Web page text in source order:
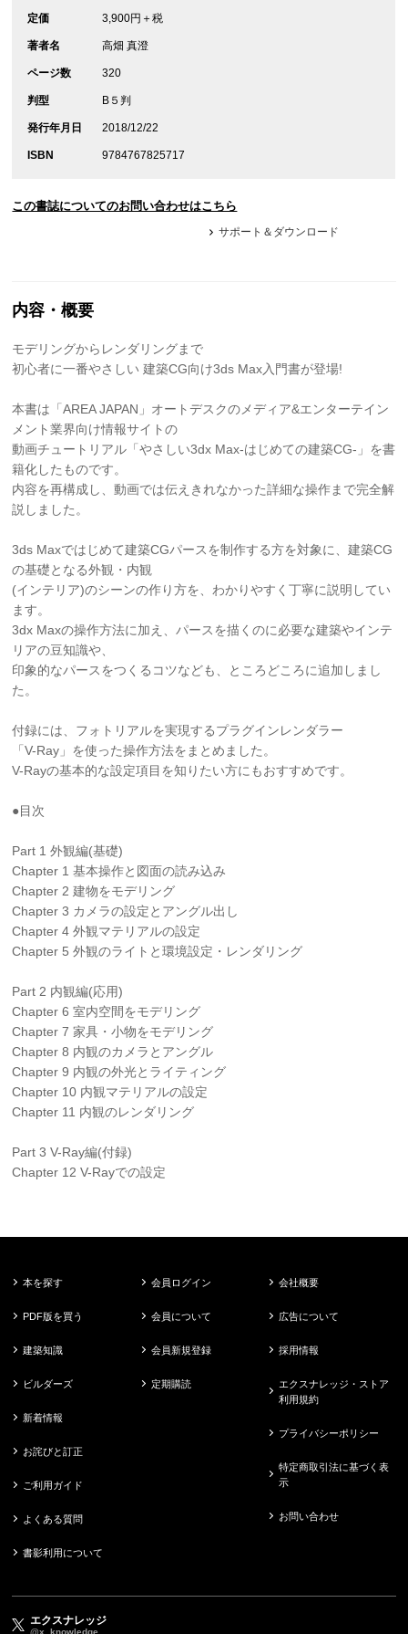
定価 3,900円＋税
著者名 高畑 真澄
ページ数 320
判型 B５判
発行年月日 2018/12/22
ISBN 9784767825717
この書誌についてのお問い合わせはこちら
サポート＆ダウンロード
内容・概要
モデリングからレンダリングまで
初心者に一番やさしい 建築CG向け3ds Max入門書が登場!
本書は「AREA JAPAN」オートデスクのメディア&エンターテイン
メント業界向け情報サイトの
動画チュートリアル「やさしい3dx Max-はじめての建築CG-」を書
籍化したものです。
内容を再構成し、動画では伝えきれなかった詳細な操作まで完全解
説しました。
3ds Maxではじめて建築CGパースを制作する方を対象に、建築CG
の基礎となる外観・内観
(インテリア)のシーンの作り方を、わかりやすく丁寧に説明してい
ます。
3dx Maxの操作方法に加え、パースを描くのに必要な建築やインテ
リアの豆知識や、
印象的なパースをつくるコツなども、ところどころに追加しまし
た。
付録には、フォトリアルを実現するプラグインレンダラー
「V-Ray」を使った操作方法をまとめました。
V-Rayの基本的な設定項目を知りたい方にもおすすめです。
●目次
Part 1 外観編(基礎)
Chapter 1 基本操作と図面の読み込み
Chapter 2 建物をモデリング
Chapter 3 カメラの設定とアングル出し
Chapter 4 外観マテリアルの設定
Chapter 5 外観のライトと環境設定・レンダリング
Part 2 内観編(応用)
Chapter 6 室内空間をモデリング
Chapter 7 家具・小物をモデリング
Chapter 8 内観のカメラとアングル
Chapter 9 内観の外光とライティング
Chapter 10 内観マテリアルの設定
Chapter 11 内観のレンダリング
Part 3 V-Ray編(付録)
Chapter 12 V-Rayでの設定
本を探す
PDF版を買う
建築知識
ビルダーズ
新着情報
お詫びと訂正
ご利用ガイド
よくある質問
書影利用について
会員ログイン
会員について
会員新規登録
定期購読
会社概要
広告について
採用情報
エクスナレッジ・ストア
利用規約
プライバシーポリシー
特定商取引法に基づく表
示
お問い合わせ
エクスナレッジ
@x_knowledge